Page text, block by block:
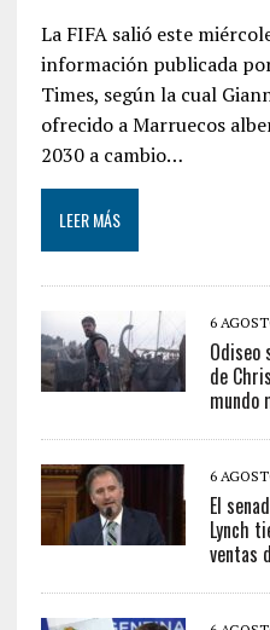
La FIFA salió este
información publicada
Times, según la cual
ofrecido a Marruecos
2030 a cambio…
LEER MÁS
6
Odiseo
de
mundo
6
El
Lynch
ventas